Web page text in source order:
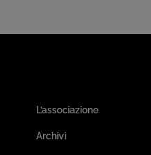
L’associazione
Archivi